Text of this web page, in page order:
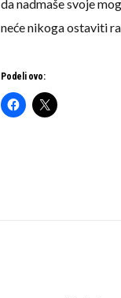
da nadmaše svoje
neće nikoga ostaviti
Podeli ovo: